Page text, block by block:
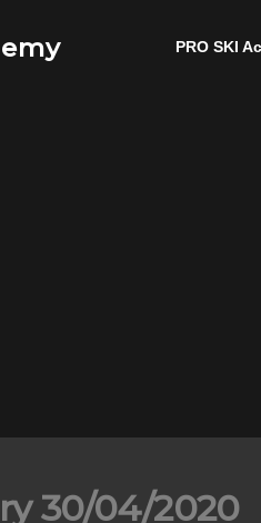
PRO SKI
30/04/2020